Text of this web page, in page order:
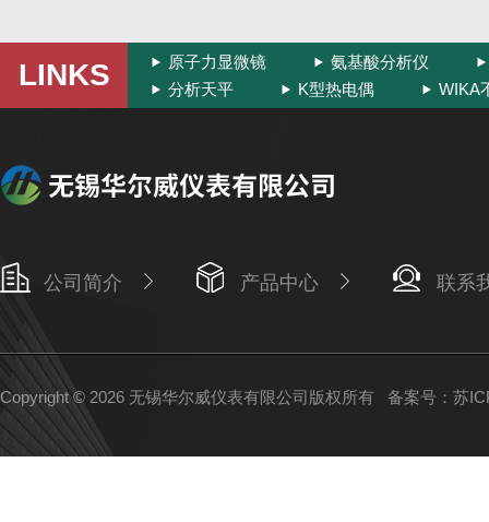
LINKS 原子力显微镜
氨基酸分析仪
分析天平
K型热电偶 WIKA
公司简介 产品中心 联系
Copyright © 2026 无锡华尔威仪表有限公司版权所有 备案号：苏